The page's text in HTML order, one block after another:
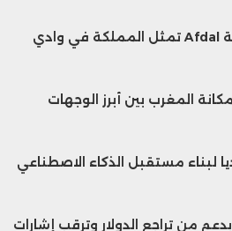
الشركة الناشئة المغربية Afdal تمثل المملكة في وادي
المغرب بين أبرز الوجهات
لبناء مستقبل الذكاء الاصطناعي
من تراجع الدولار وترقب إشارات